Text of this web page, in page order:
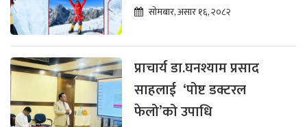
सोमबार, असार १६, २०८२
प्राचार्य डा.घनश्याम प्रसाद
साहलाई ‘पोष्ट डक्टरल
फेलो’को उपाधि